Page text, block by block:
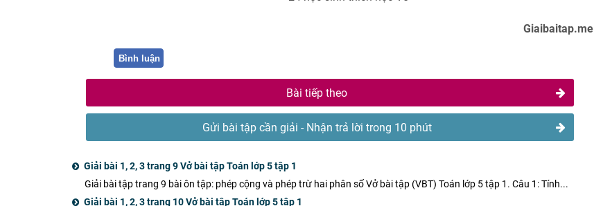
Giaibaitap.me
Bình luận
Bài tiếp theo
Gửi bài tập cần giải - Nhận trả lời trong 10 phút
Giải bài 1, 2, 3 trang 9 Vở bài tập Toán lớp 5 tập 1
Giải bài tập trang 9 bài ôn tập: phép cộng và phép trừ hai phân số Vở bài tập (VBT) Toán lớp 5 tập 1. Câu 1: Tính...
Giải bài 1, 2, 3 trang 10 Vở bài tập Toán lớp 5 tập 1